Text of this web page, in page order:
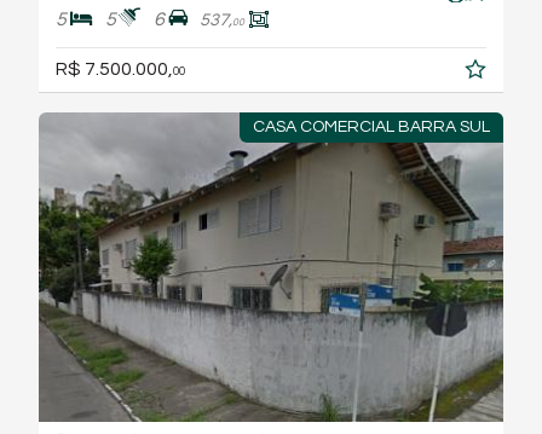
5 5 6 537,00
R$ 7.500.000, 00
CASA COMERCIAL BARRA SUL